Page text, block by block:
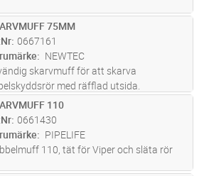
Lägg i kundvagn
75MM
0667161
NEWTEC
skarvmuff för att skarva
med räfflad utsida.
Lägg i kundvagn
110
0661430
PIPELIFE
110, tät för Viper och släta rör